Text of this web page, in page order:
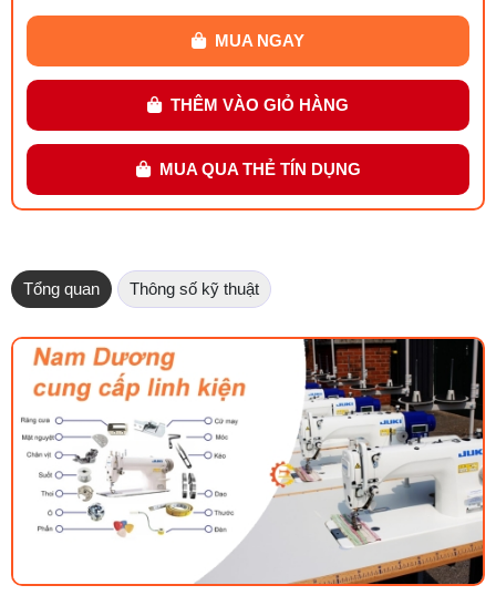
MUA NGAY
THÊM VÀO GIỎ HÀNG
MUA QUA THẺ TÍN DỤNG
Tổng quan Thông số kỹ thuật